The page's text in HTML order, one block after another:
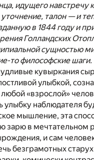
идущего
талон — и
в 1844 году и
Голландских
сущностью
то философские шаги.
кувыркания
улыбкой,
«взрослой»
наблюдателя
мышление, эта
зарю в
и сам
безграмотных